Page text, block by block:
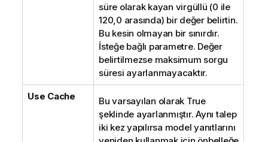
süre olarak kayan virgüllü (0 ile
120,0 arasında) bir değer belirtin.
Bu kesin olmayan bir sınırdır.
İsteğe bağlı parametre. Değer
belirtilmezse maksimum sorgu
süresi ayarlanmayacaktır.
Use Cache
Bu varsayılan olarak True
şeklinde ayarlanmıştır. Aynı talep
iki kez yapılırsa model yanıtlarını